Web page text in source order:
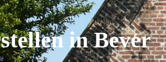
in Bever